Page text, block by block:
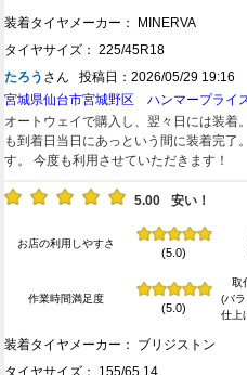
装着タイヤメーカー： MINERVA
タイヤサイズ： 225/45R18
たろう さん 投稿日：2026/05/29 19:16
宮城県仙台市宮城野区 ハンマープライ
オートウェイで購入し、翌々日には装着
も到着日当日にあっという間に装着完了
す。 今度も利用させていただきます！
5.00 安い！
お店の利用しやすさ
(5.0)
作業時間満足度
(5.0)
取
(バ
仕上
装着タイヤメーカー： ブリジストン
タイヤサイズ： 155/65 14